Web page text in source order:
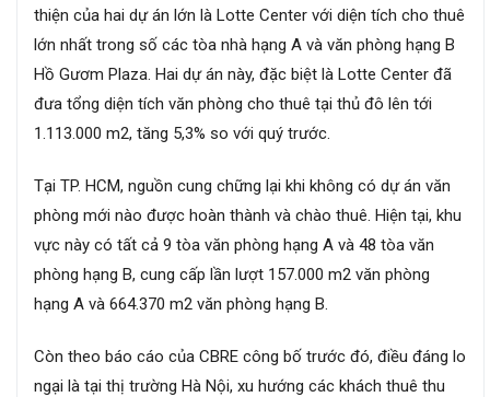
thiện của hai dự án lớn là Lotte Center với diện tích cho thuê
lớn nhất trong số các tòa nhà hạng A và văn phòng hạng B
Hồ Gươm Plaza. Hai dự án này, đặc biệt là Lotte Center đã
đưa tổng diện tích văn phòng cho thuê tại thủ đô lên tới
1.113.000 m2, tăng 5,3% so với quý trước.
Tại TP. HCM, nguồn cung chững lại khi không có dự án văn
phòng mới nào được hoàn thành và chào thuê. Hiện tại, khu
vực này có tất cả 9 tòa văn phòng hạng A và 48 tòa văn
phòng hạng B, cung cấp lần lượt 157.000 m2 văn phòng
hạng A và 664.370 m2 văn phòng hạng B.
Còn theo báo cáo của CBRE công bố trước đó, điều đáng lo
ngại là tại thị trường Hà Nội, xu hướng các khách thuê thu